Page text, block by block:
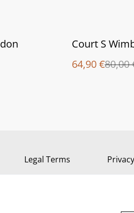
%
Court S
64,90 €80,00
Legal Terms